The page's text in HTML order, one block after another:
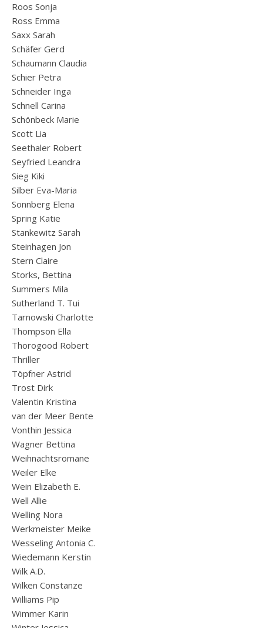
Roos Sonja
Ross Emma
Saxx Sarah
Schäfer Gerd
Schaumann Claudia
Schier Petra
Schneider Inga
Schnell Carina
Schönbeck Marie
Scott Lia
Seethaler Robert
Seyfried Leandra
Sieg Kiki
Silber Eva-Maria
Sonnberg Elena
Spring Katie
Stankewitz Sarah
Steinhagen Jon
Stern Claire
Storks, Bettina
Summers Mila
Sutherland T. Tui
Tarnowski Charlotte
Thompson Ella
Thorogood Robert
Thriller
Töpfner Astrid
Trost Dirk
Valentin Kristina
van der Meer Bente
Vonthin Jessica
Wagner Bettina
Weihnachtsromane
Weiler Elke
Wein Elizabeth E.
Well Allie
Welling Nora
Werkmeister Meike
Wesseling Antonia C.
Wiedemann Kerstin
Wilk A.D.
Wilken Constanze
Williams Pip
Wimmer Karin